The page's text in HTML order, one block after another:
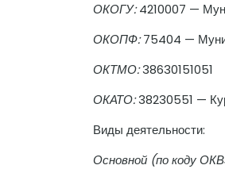
ОКОГУ:4210007 —
ОКОПФ:75404 —
ОКТМО:38630151051
ОКАТО:38230551 —
Виды деятельности:
Основной (по коду